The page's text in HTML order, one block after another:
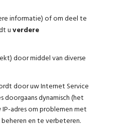
informatie) of om deel te
uverdere
door middel van diverse
door uw Internet Service
dynamisch (het
adres om problemen met
en te verbeteren.